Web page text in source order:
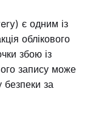
є одним із
облікового
збою із
запису може
за